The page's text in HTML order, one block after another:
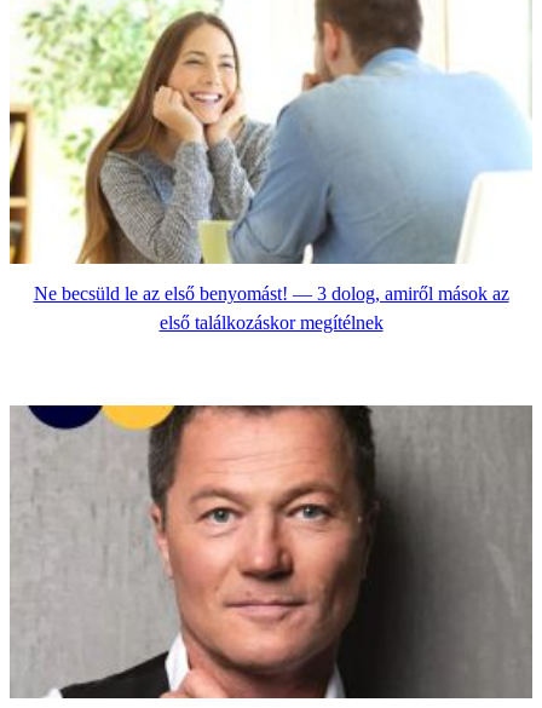
Ne becsüld le az első benyomást! — 3 dolog, amiről mások az
első találkozáskor megítélnek